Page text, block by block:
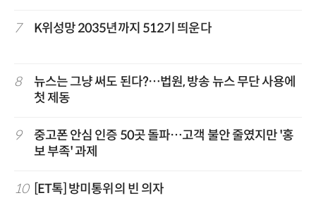
7 K위성망 2035년까지 512기 띄운다
8
뉴스는 그냥 써도 된다?…법원, 방송 뉴스 무단 사용에
첫 제동
9
중고폰 안심 인증 50곳 돌파…고객 불안 줄였지만 '홍
보 부족' 과제
10 [ET톡] 방미통위의 빈 의자